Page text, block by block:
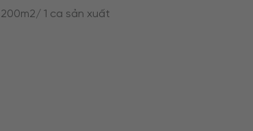
200m2/ 1 ca sản xuất